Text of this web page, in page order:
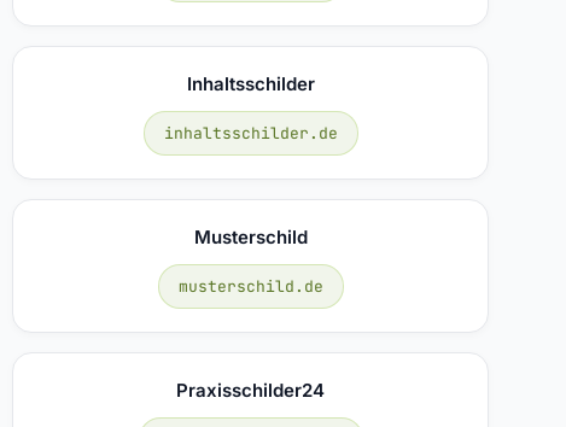
Inhaltsschilder
inhaltsschilder.de
Musterschild
musterschild.de
Praxisschilder24